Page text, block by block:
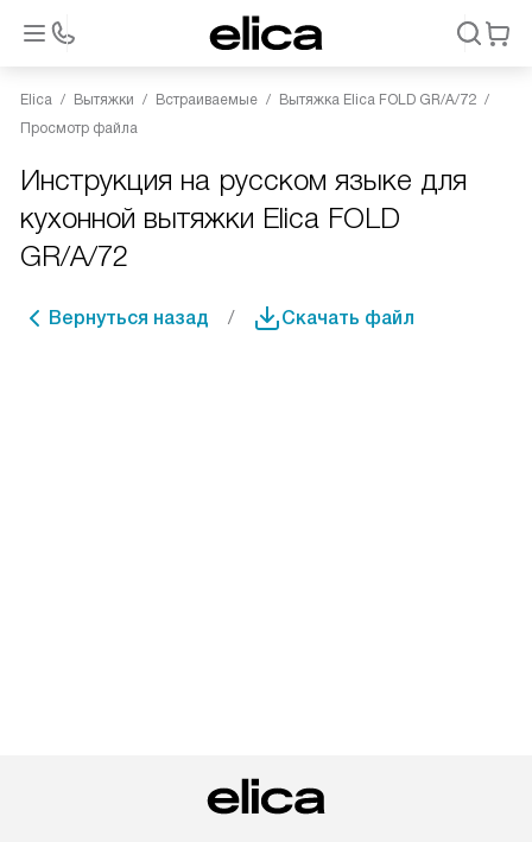
Elica Вытяжки Встраиваемые
Вытяжка Elica FOLD GR/A/72
Просмотр файла
Инструкция на русском языке для
кухонной вытяжки Elica FOLD
GR/A/72
Вернуться назад Скачать файл